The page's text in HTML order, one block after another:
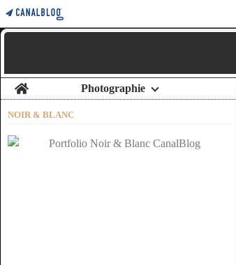
Home Photographie
NOIR & BLANC